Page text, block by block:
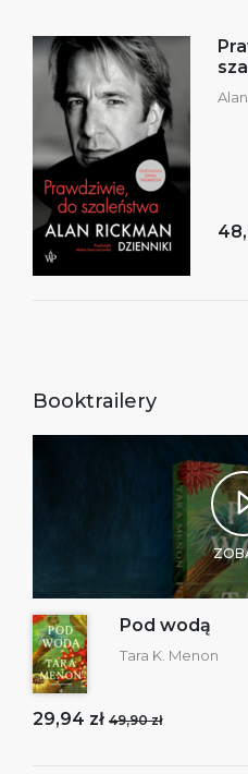
Booktrailery
Pod wodą
Tara K. Menon
29,94 zł 49,90 zł